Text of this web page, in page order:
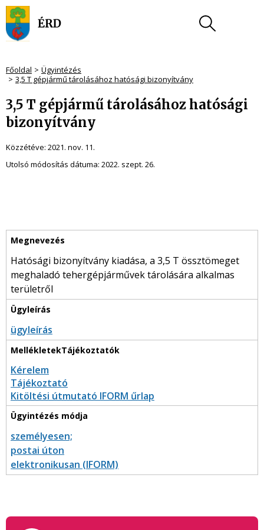
Főoldal
Ügyintézés
3,5 T gépjármű tárolásához hatósági bizonyítvány
3,5 T gépjármű tárolásához hatósági
bizonyítvány
Közzétéve: 2021. nov. 11.
Utolsó módosítás dátuma: 2022. szept. 26.
Hatósági bizonyítvány kiadása, a 3,5 T össztömeget
meghaladó tehergépjárművek tárolására alkalmas
területről
ügyleírás
Kérelem
Tájékoztató
Kitöltési útmutató IFORM űrlap
személyesen;
postai úton
elektronikusan (IFORM)